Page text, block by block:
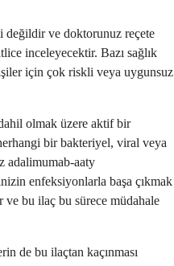
değildir ve doktorunuz reçete
inceleyecektir. Bazı sağlık
için çok riskli veya uygunsuz
olmak üzere aktif bir
bir bakteriyel, viral veya
adalimumab-aaty
enfeksiyonlarla başa çıkmak
ve bu ilaç bu sürece müdahale
de bu ilaçtan kaçınması